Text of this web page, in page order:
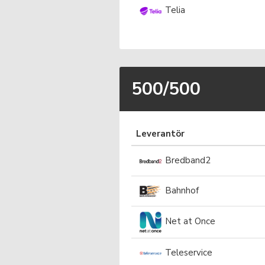
Telia
500/500
Leverantör
Bredband2
Bahnhof
Net at Once
Teleservice